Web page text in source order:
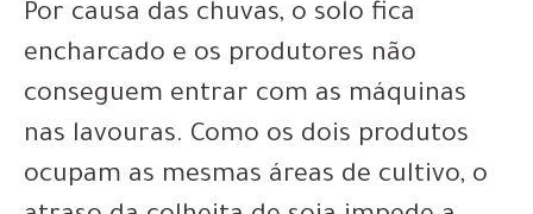
Por causa das chuvas, o solo fica
encharcado e os produtores não
conseguem entrar com as máquinas
nas lavouras. Como os dois produtos
ocupam as mesmas áreas de cultivo, o